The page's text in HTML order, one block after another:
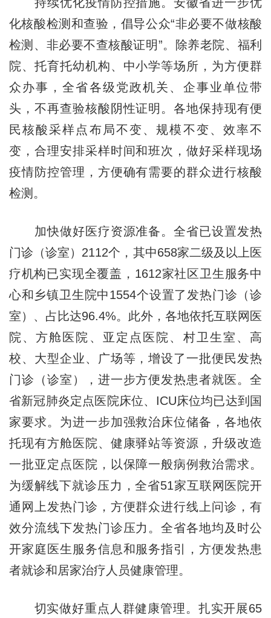
化核酸检测和查验，倡导公众“非必要不做核酸
检测、非必要不查核酸证明”。除养老院、福利
院、托育托幼机构、中小学等场所，为方便群
众办事，全省各级党政机关、企事业单位带
头，不再查验核酸阴性证明。各地保持现有便
民核酸采样点布局不变、规模不变、效率不
变，合理安排采样时间和班次，做好采样现场
疫情防控管理，方便确有需要的群众进行核酸
检测。
加快做好医疗资源准备。全省已设置发热
门诊（诊室）2112个，其中658家二级及以上医
疗机构已实现全覆盖，1612家社区卫生服务中
心和乡镇卫生院中1554个设置了发热门诊（诊
室）、占比达96.4%。此外，各地依托互联网医
院、方舱医院、亚定点医院、村卫生室、高
校、大型企业、广场等，增设了一批便民发热
门诊（诊室），进一步方便发热患者就医。全
省新冠肺炎定点医院床位、ICU床位均已达到国
家要求。为进一步加强救治床位储备，各地依
托现有方舱医院、健康驿站等资源，升级改造
一批亚定点医院，以保障一般病例救治需求。
为缓解线下就诊压力，全省51家互联网医院开
通网上发热门诊，方便群众进行线上问诊，有
效分流线下发热门诊压力。全省各地均及时公
开家庭医生服务信息和服务指引，方便发热患
者就诊和居家治疗人员健康管理。
切实做好重点人群健康管理。扎实开展65